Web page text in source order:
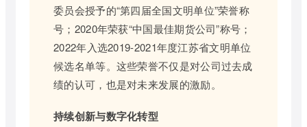
委员会授予的“第四届全国文明单位”荣誉称
号；2020年荣获“中国最佳期货公司”称号；
2022年入选2019-2021年度江苏省文明单位
候选名单等。这些荣誉不仅是对公司过去成
绩的认可，也是对未来发展的激励。
持续创新与数字化转型